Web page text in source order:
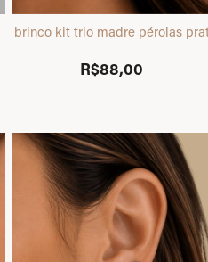
brinco kit trio madre pérolas
R$88,00